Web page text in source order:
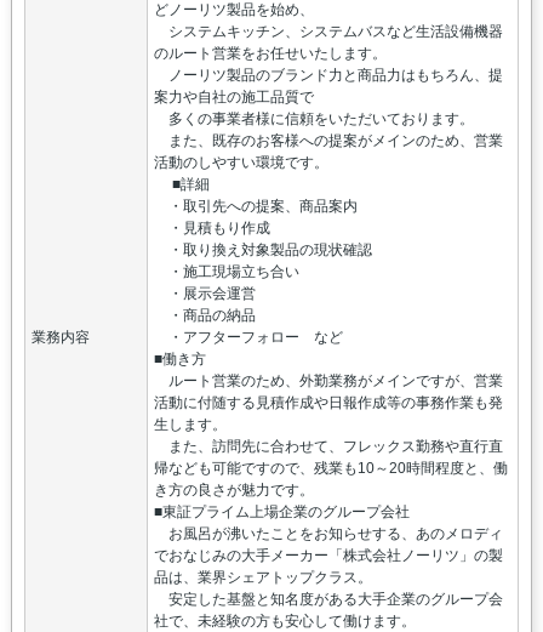
業務内容
どノーリツ製品を始め、
システムキッチン、システムバスなど生活設備機器
のルート営業をお任せいたします。
ノーリツ製品のブランド力と商品力はもちろん、提
案力や自社の施工品質で
多くの事業者様に信頼をいただいております。
また、既存のお客様への提案がメインのため、営業
活動のしやすい環境です。
■詳細
・取引先への提案、商品案内
・見積もり作成
・取り換え対象製品の現状確認
・施工現場立ち合い
・展示会運営
・商品の納品
・アフターフォロー など
■働き方
ルート営業のため、外勤業務がメインですが、営業
活動に付随する見積作成や日報作成等の事務作業も発
生します。
また、訪問先に合わせて、フレックス勤務や直行直
帰なども可能ですので、残業も10～20時間程度と、働
き方の良さが魅力です。
■東証プライム上場企業のグループ会社
お風呂が沸いたことをお知らせする、あのメロディ
でおなじみの大手メーカー「株式会社ノーリツ」の製
品は、業界シェアトップクラス。
安定した基盤と知名度がある大手企業のグループ会
社で、未経験の方も安心して働けます。